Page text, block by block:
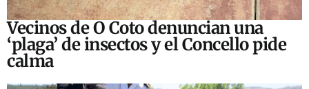
Vecinos de O Coto denuncian una
‘plaga’ de insectos y el Concello pide
calma